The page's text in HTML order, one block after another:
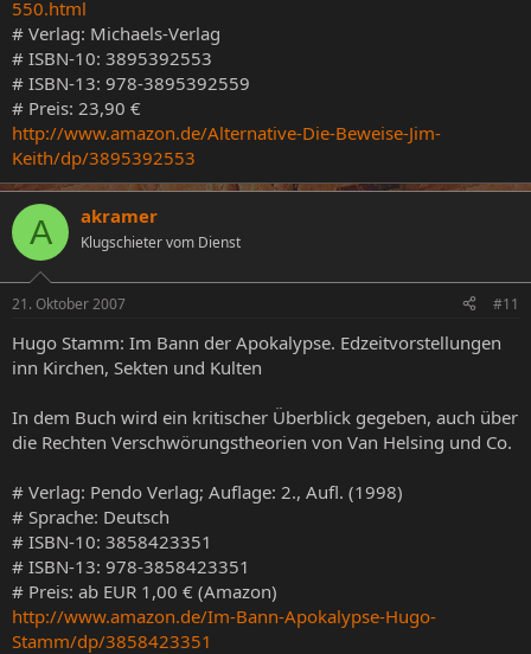
550.html
# Verlag: Michaels-Verlag
# ISBN-10: 3895392553
# ISBN-13: 978-3895392559
# Preis: 23,90 €
http://www.amazon.de/Alternative-Die-Beweise-Jim-
Keith/dp/3895392553
A akramer
Klugschieter vom Dienst
21. Oktober 2007 #11
Hugo Stamm: Im Bann der Apokalypse. Edzeitvorstellungen
inn Kirchen, Sekten und Kulten
In dem Buch wird ein kritischer Überblick gegeben, auch über
die Rechten Verschwörungstheorien von Van Helsing und Co.
# Verlag: Pendo Verlag; Auflage: 2., Aufl. (1998)
# Sprache: Deutsch
# ISBN-10: 3858423351
# ISBN-13: 978-3858423351
# Preis: ab EUR 1,00 € (Amazon)
http://www.amazon.de/Im-Bann-Apokalypse-Hugo-
Stamm/dp/3858423351